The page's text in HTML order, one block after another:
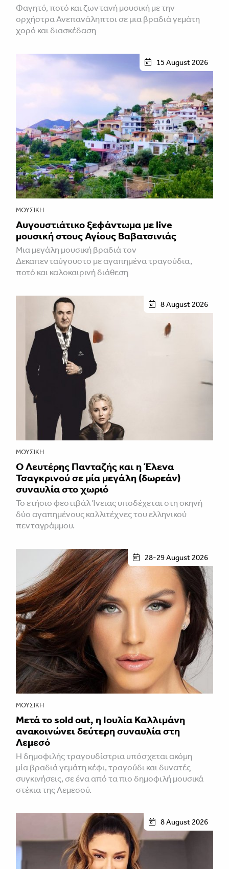
Φαγητό, ποτό και ζωντανή μουσική με την
ορχήστρα Ανεπανάληπτοι σε μια βραδιά γεμάτη
χορό και διασκέδαση
15 August 2026
ΜΟΥΣΙΚΉ
Αυγουστιάτικο ξεφάντωμα με live
μουσική στους Αγίους Βαβατσινιάς
Μια μεγάλη μουσική βραδιά τον
Δεκαπενταύγουστο με αγαπημένα τραγούδια,
ποτό και καλοκαιρινή διάθεση
8 August 2026
ΜΟΥΣΙΚΉ
Ο Λευτέρης Πανταζής και η Έλενα
Τσαγκρινού σε μία μεγάλη (δωρεάν)
συναυλία στο χωριό
Το ετήσιο φεστιβάλ Ίνειας υποδέχεται στη σκηνή
δύο αγαπημένους καλλιτέχνες του ελληνικού
πενταγράμμου.
28-29 August 2026
ΜΟΥΣΙΚΉ
Μετά το sold out, η Ιουλία Καλλιμάνη
ανακοινώνει δεύτερη συναυλία στη
Λεμεσό
H δημοφιλής τραγουδίστρια υπόσχεται ακόμη
μία βραδιά γεμάτη κέφι, τραγούδι και δυνατές
συγκινήσεις, σε ένα από τα πιο δημοφιλή μουσικά
στέκια της Λεμεσού.
8 August 2026